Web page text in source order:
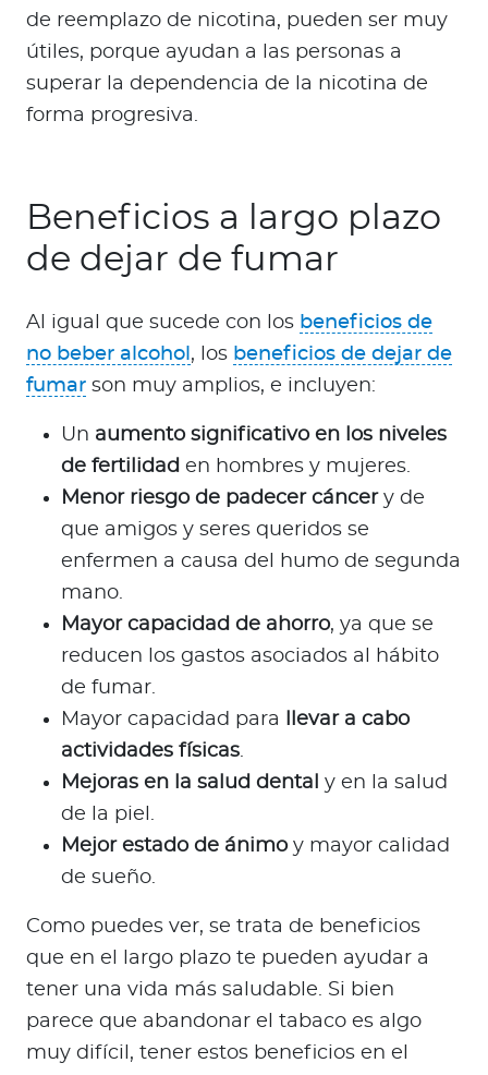
de reemplazo de nicotina, pueden ser muy
útiles, porque ayudan a las personas a
superar la dependencia de la nicotina de
forma progresiva.
Beneficios a largo plazo
de dejar de fumar
Al igual que sucede con los beneficios de
no beber alcohol , los beneficios de dejar de
fumar son muy amplios, e incluyen:
Un aumento significativo en los niveles
de fertilidad en hombres y mujeres.
Menor riesgo de padecer cáncery de
que amigos y seres queridos se
enfermen a causa del humo de segunda
mano.
Mayor capacidad de ahorro, ya que se
reducen los gastos asociados al hábito
de fumar.
Mayor capacidad para
llevar a cabo
actividades físicas.
Mejoras en la salud dental
y en la salud
de la piel.
Mejor estado de ánimoy mayor calidad
de sueño.
Como puedes ver, se trata de beneficios
que en el largo plazo te pueden ayudar a
tener una vida más saludable. Si bien
parece que abandonar el tabaco es algo
muy difícil, tener estos beneficios en el